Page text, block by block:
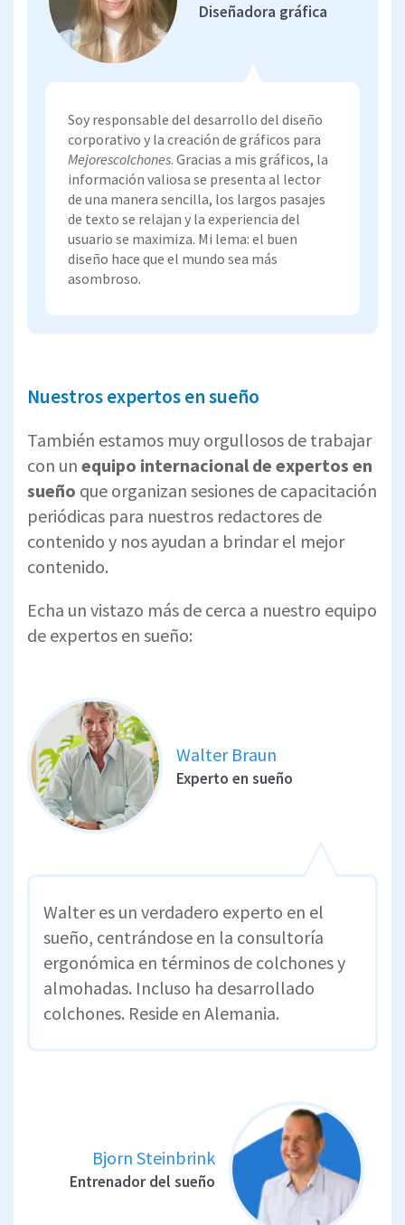
Soy responsable del desarrollo del diseño
corporativo y la creación de gráficos para
Mejorescolchones. Gracias a mis gráficos, la
información valiosa se presenta al lector
de una manera sencilla, los largos pasajes
de texto se relajan y la experiencia del
usuario se maximiza. Mi lema: el buen
diseño hace que el mundo sea más
asombroso.
Diseñadora gráfica
Nuestros expertos en sueño
También estamos muy orgullosos de trabajar
con un equipo internacional de expertos en
sueño que organizan sesiones de capacitación
periódicas para nuestros redactores de
contenido y nos ayudan a brindar el mejor
contenido.
Echa un vistazo más de cerca a nuestro equipo
de expertos en sueño:
Walter Braun
Experto en sueño
Walter es un verdadero experto en el
sueño, centrándose en la consultoría
ergonómica en términos de colchones y
almohadas. Incluso ha desarrollado
colchones. Reside en Alemania.
Bjorn Steinbrink
Entrenador del sueño